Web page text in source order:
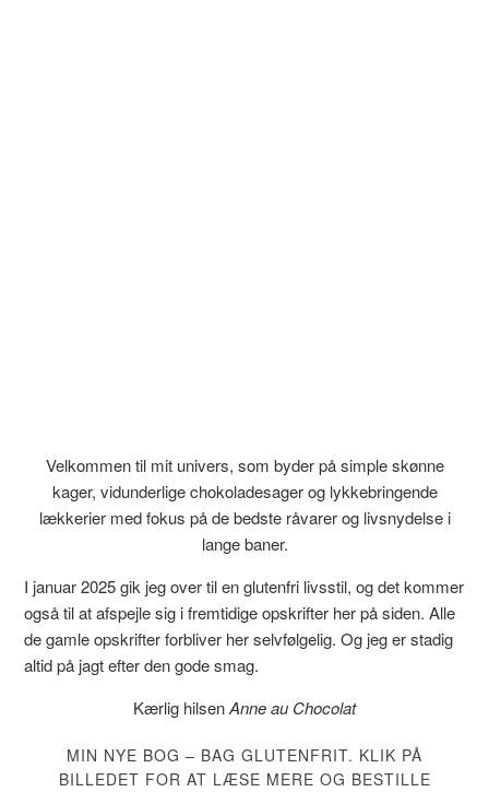
Velkommen til mit univers, som byder på simple skønne
kager, vidunderlige chokoladesager og lykkebringende
lækkerier med fokus på de bedste råvarer og livsnydelse i
lange baner.
I januar 2025 gik jeg over til en glutenfri livsstil, og det kommer
også til at afspejle sig i fremtidige opskrifter her på siden. Alle
de gamle opskrifter forbliver her selvfølgelig. Og jeg er stadig
altid på jagt efter den gode smag.
Kærlig hilsenAnne au Chocolat
MIN NYE BOG – BAG GLUTENFRIT. KLIK PÅ
BILLEDET FOR AT LÆSE MERE OG BESTILLE